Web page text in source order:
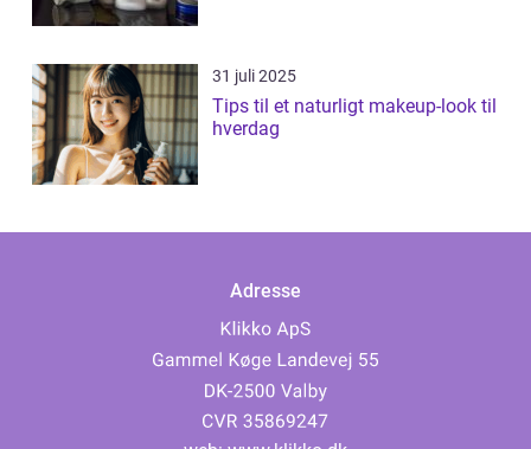
31 juli 2025
Tips til et naturligt makeup-look til
hverdag
Adresse